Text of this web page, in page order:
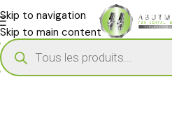
Skip to navigation
Skip to main content